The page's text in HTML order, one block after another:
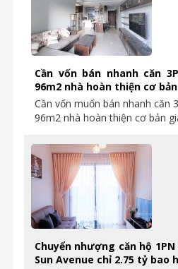
Cần vốn bán nhanh căn
96m2 nhà hoàn thiện cơ
Cần vốn muốn bán nhanh căn
96m2 nhà hoàn thiện cơ bản
Chuyển nhượng căn hộ
Sun Avenue chỉ 2.75 tỷ bao